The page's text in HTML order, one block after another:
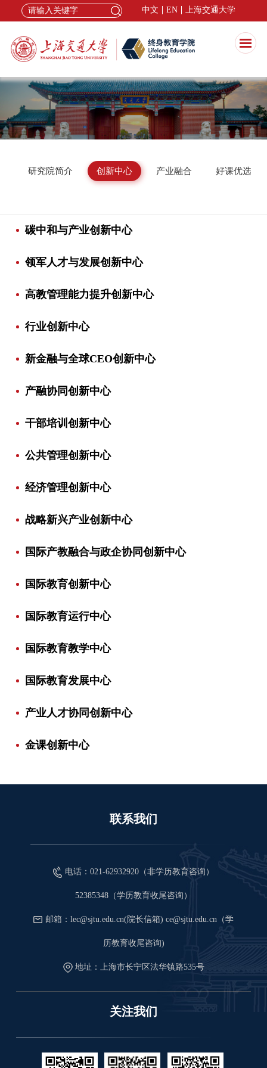
中文 EN 上海交通大学
研究院简介 创新中心 产业融合 好课优选
碳中和与产业创新中心
领军人才与发展创新中心
高教管理能力提升创新中心
行业创新中心
新金融与全球CEO创新中心
产融协同创新中心
干部培训创新中心
公共管理创新中心
经济管理创新中心
战略新兴产业创新中心
国际产教融合与政企协同创新中心
国际教育创新中心
国际教育运行中心
国际教育教学中心
国际教育发展中心
产业人才协同创新中心
金课创新中心
联系我们
电话：021-62932920（非学历教育咨询）
52385348（学历教育收尾咨询）
邮箱：lec@sjtu.edu.cn(院长信箱) ce@sjtu.edu.cn（学
历教育收尾咨询)
地址：上海市长宁区法华镇路535号
关注我们